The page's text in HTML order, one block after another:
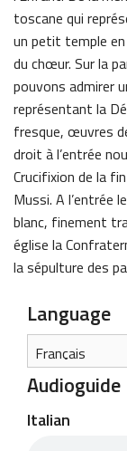
toscane qui
un petit temple
du chœur. Sur la
pouvons admirer
représentant la
fresque, œuvres
droit à l’entrée
Crucifixion de la
Mussi. A l’entrée
blanc, finement
église la
la sépulture des
Language
Audioguide
Italian